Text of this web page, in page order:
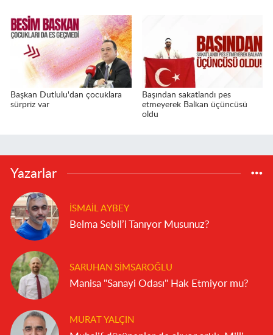
Başkan Dutlulu'dan çocuklara
sürpriz var
Başından sakatlandı pes
etmeyerek Balkan üçüncüsü
oldu
Yazarlar
İSMAIL AYBEY
Belma Sebil’i Tanıyor Musunuz?
SARUHAN SIMSAROĞLU
Manisa "Sanayi Odası" Hak Etmiyor mu?
MURAT YALÇIN